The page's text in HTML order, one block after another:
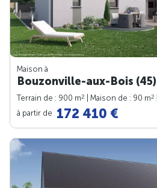
Maison à
Bouzonville-aux-Bois (45)
Terrain de : 900 m2 | Maison de : 90 m2
à partir de 172 410 €